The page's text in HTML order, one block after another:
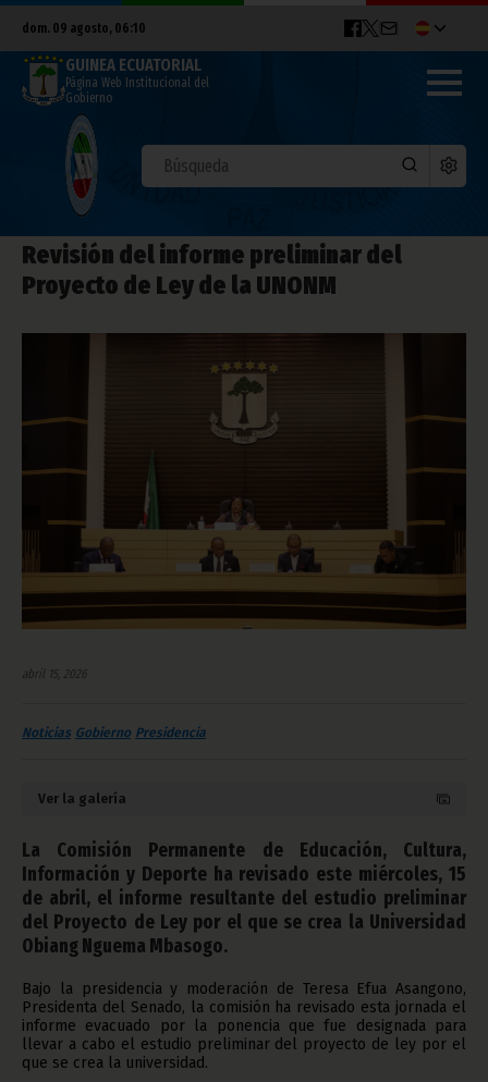
dom. 09 agosto, 06:10
GUINEA ECUATORIAL
Página Web Institucional del
Gobierno
Revisión del informe preliminar del
Proyecto de Ley de la UNONM
abril 15, 2026
Noticias Gobierno Presidencia
Ver la galería
La Comisión Permanente de Educación, Cultura,
Información y Deporte ha revisado este miércoles, 15
de abril, el informe resultante del estudio preliminar
del Proyecto de Ley por el que se crea la Universidad
Obiang Nguema Mbasogo.
Bajo la presidencia y moderación de Teresa Efua Asangono,
Presidenta del Senado, la comisión ha revisado esta jornada el
informe evacuado por la ponencia que fue designada para
llevar a cabo el estudio preliminar del proyecto de ley por el
que se crea la universidad.